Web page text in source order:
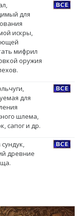
для
искры,
мифрил
оружия
для
шлема,
сапог и др.
древние